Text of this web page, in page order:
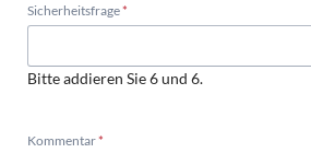
Pflichtfeld
Sicherheitsfrage*
Bitte addieren Sie 6 und 6.
Pflichtfeld
Kommentar*